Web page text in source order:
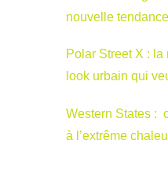
nouvelle
Polar Street X : la
look urbain qui
Western States :
à l’extrême